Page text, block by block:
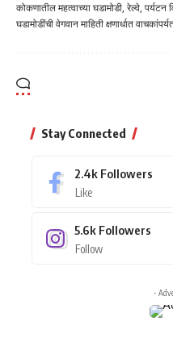
कोकणातील महत्वाच्या घडामोडी, रेल्वे,
घडामोडींची वेगवान माहिती क्षणार्धात
Stay Connected
2.4k Followers
Like
5.6k Followers
Follow
-